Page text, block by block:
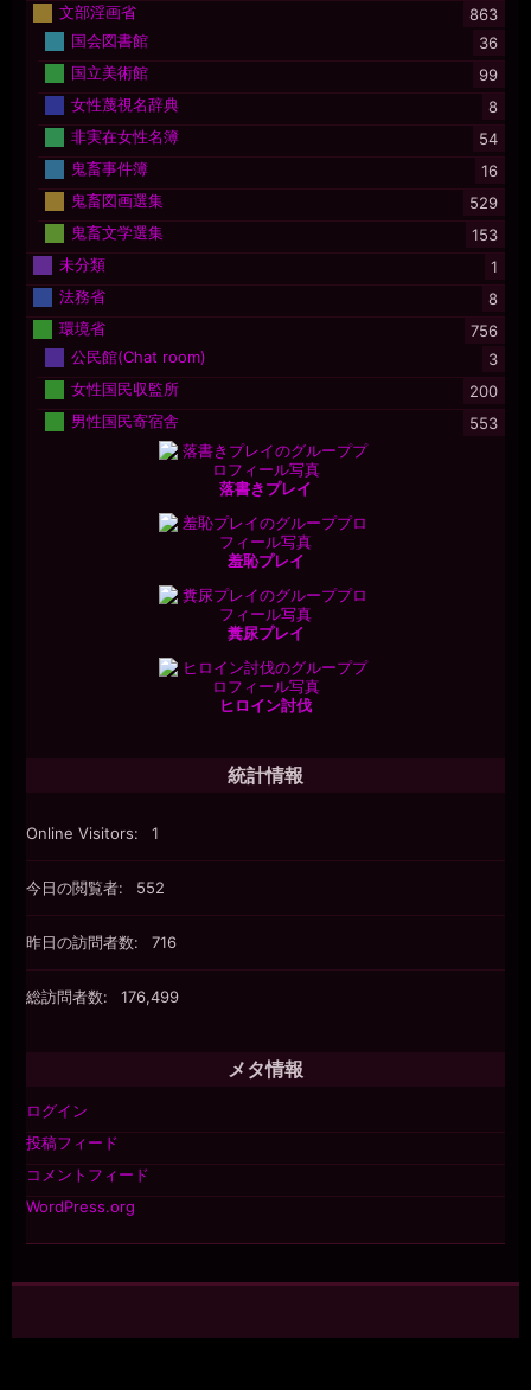
文部淫画省
863
国会図書館
36
国立美術館
99
女性蔑視名辞典
8
非実在女性名簿
54
鬼畜事件簿
16
鬼畜図画選集
529
鬼畜文学選集
153
未分類
1
法務省
8
環境省
756
公民館(Chat room)
3
女性国民収監所
200
男性国民寄宿舎
553
落書きプレイ
羞恥プレイ
糞尿プレイ
ヒロイン討伐
統計情報
Online Visitors: 1
今日の閲覧者: 552
昨日の訪問者数: 716
総訪問者数: 176,499
メタ情報
ログイン
投稿フィード
コメントフィード
WordPress.org